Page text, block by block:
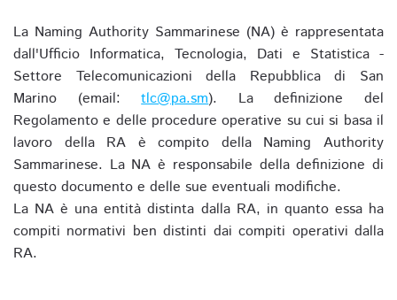
La Naming Authority Sammarinese (NA) è rappresentata
dall'Ufficio Informatica, Tecnologia, Dati e Statistica -
Settore Telecomunicazioni della Repubblica di San
Marino (email:tlc@pa.sm). La definizione del
Regolamento e delle procedure operative su cui si basa il
lavoro della RA è compito della Naming Authority
Sammarinese. La NA è responsabile della definizione di
questo documento e delle sue eventuali modifiche.
La NA è una entità distinta dalla RA, in quanto essa ha
compiti normativi ben distinti dai compiti operativi dalla
RA.